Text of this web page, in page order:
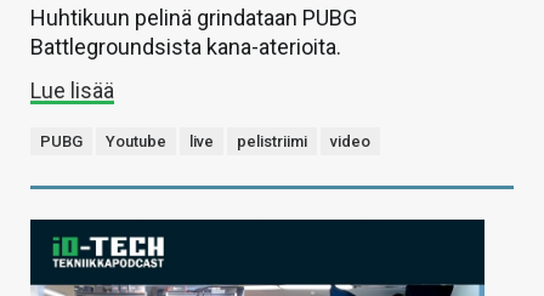
Huhtikuun pelinä grindataan PUBG
Battlegroundsista kana-aterioita.
Lue lisää
PUBG Youtube live pelistriimi video